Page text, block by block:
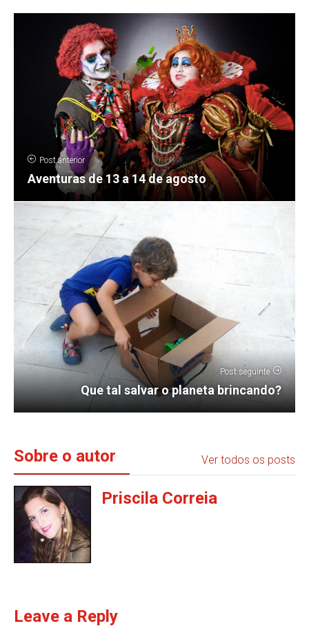
Post anterior
Aventuras de 13 a 14 de agosto
Post seguinte
Que tal salvar o planeta brincando?
Sobre o autor Ver todos os posts
Priscila Correia
Leave a Reply